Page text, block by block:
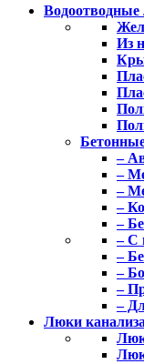
Водоотводные
Из
–
–
–
–
–
– С
–
–
–
–
Люки